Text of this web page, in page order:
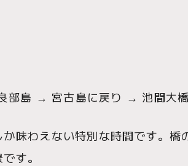
部島 → 宮古島に戻り → 池間
味わえない特別な時間です。
す。